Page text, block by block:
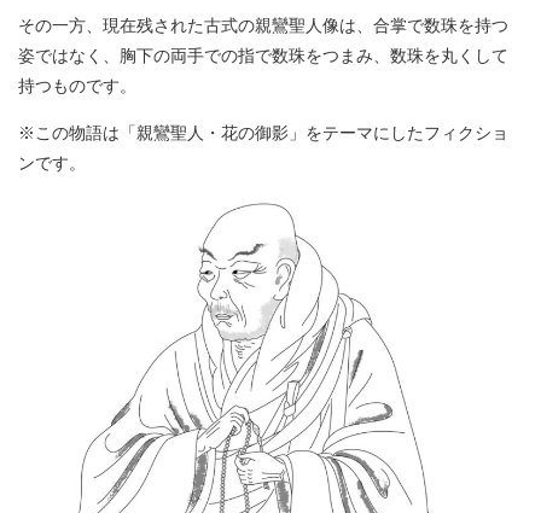
その一方、現在残された古式の親鸞聖人像は、合掌で数珠を持つ
姿ではなく、胸下の両手での指で数珠をつまみ、数珠を丸くして
持つものです。
※この物語は「親鸞聖人・花の御影」をテーマにしたフィクショ
ンです。